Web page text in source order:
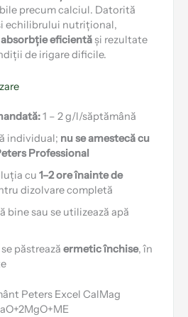
precum calciul. Datorită
echilibrului nutrițional,
absorbție eficientăși rezultate
de irigare dificile.
1 – 2 g/l/săptămână
individual; nu se amestecă cu
Professional
cu 1–2 ore înainte de
dizolvare completă
bine sau se utilizează apă
păstrează ermetic închise, în
Peters Excel CalMag